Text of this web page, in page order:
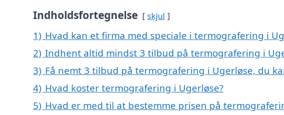
Indholdsfortegnelse skjul
1) Hvad kan et firma med speciale i termografering i
2) Indhent altid mindst 3 tilbud på termografering i
3) Få nemt 3 tilbud på termografering i Ugerløse, du
4) Hvad koster termografering i Ugerløse?
5) Hvad er med til at bestemme prisen på